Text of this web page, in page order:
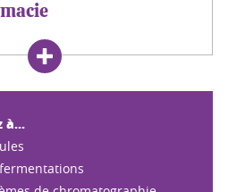
à...